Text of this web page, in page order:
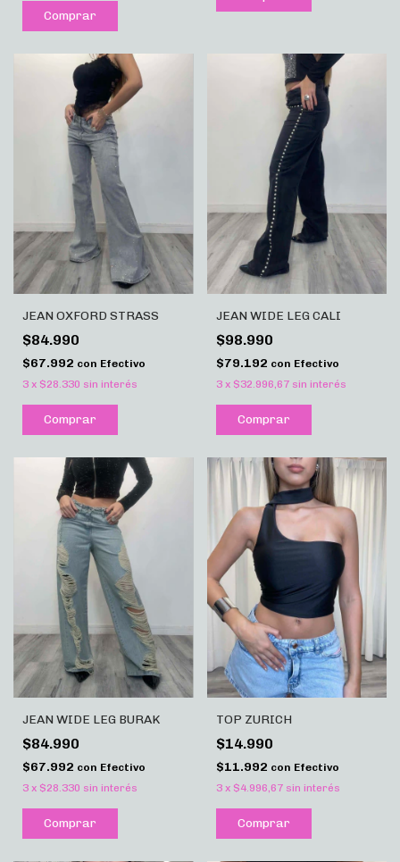
Comprar
JEAN OXFORD STRASS
$84.990
$67.992 con Efectivo
3 x $28.330 sin interés
Comprar
JEAN WIDE LEG CALI
$98.990
$79.192 con Efectivo
3 x $32.996,67 sin interés
Comprar
JEAN WIDE LEG BURAK
$84.990
$67.992 con Efectivo
3 x $28.330 sin interés
Comprar
TOP ZURICH
$14.990
$11.992 con Efectivo
3 x $4.996,67 sin interés
Comprar